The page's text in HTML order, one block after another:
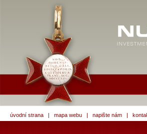
úvodní strana | mapa webu | napište nám |